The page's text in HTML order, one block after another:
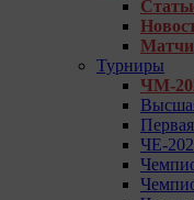
Матчи
Турниры
ЧМ-
ЧЕ-